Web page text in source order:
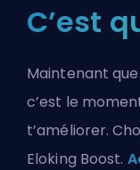
C’est
Maintenant
c’est le
t’améliorer.
Eloking Boost.